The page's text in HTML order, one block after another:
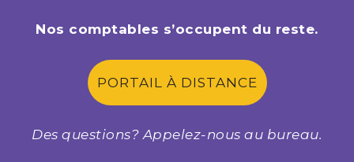
Nos comptables s’occupent du reste.
PORTAIL À DISTANCE
Des questions? Appelez-nous au bureau.